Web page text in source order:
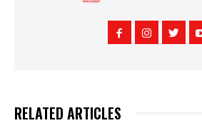
RELATED ARTICLES